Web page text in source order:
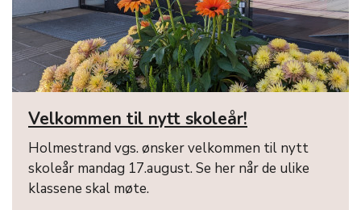
Velkommen til nytt skoleår!
Holmestrand vgs. ønsker velkommen til nytt
skoleår mandag 17.august. Se her når de ulike
klassene skal møte.